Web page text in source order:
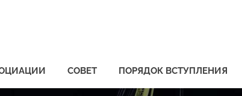
СОВЕТ ПОРЯДОК ВСТУПЛЕНИЯ